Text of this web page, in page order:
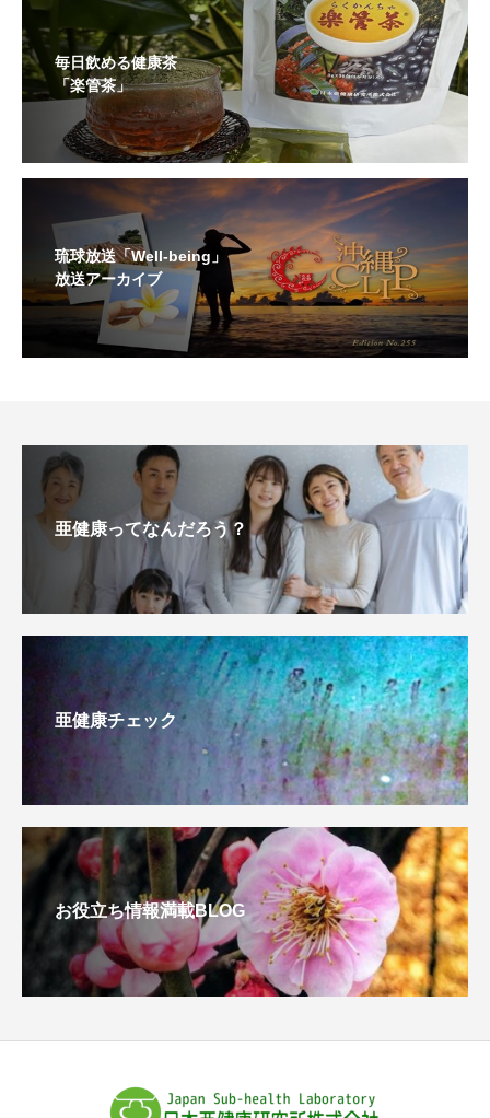
毎日飲める健康茶
「楽管茶」
琉球放送「Well-being」
放送アーカイブ
亜健康ってなんだろう？
亜健康チェック
お役立ち情報満載BLOG